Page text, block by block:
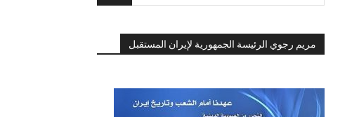
مريم رجوي الرئيسة الجمهورية لإيران المستقبل